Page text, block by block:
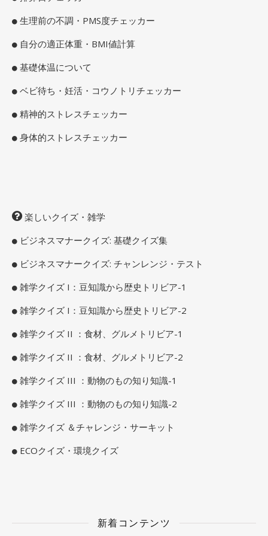
生理前の不調・PMS度チェッカー
自分の適正体重・BMI値計算
基礎体温について
ベビ待ち・妊活・コウノトリチェッカー
精神的ストレスチェッカー
身体的ストレスチェッカー
楽しいクイズ・雑学
ビジネスマナークイズ: 基礎クイズ集
ビジネスマナークイズ: チャンレンジ・テスト
雑学クイズ I：豆知識から歴史トリビア-1
雑学クイズ I：豆知識から歴史トリビア-2
雑学クイズ II ：食材、グルメトリビア-1
雑学クイズ II ：食材、グルメトリビア-2
雑学クイズ III ：動物のもの知り知識-1
雑学クイズ III ：動物のもの知り知識-2
雑学クイズ ＆チャレンジ・サーキット
ECOクイズ・環境クイズ
新着コンテンツ